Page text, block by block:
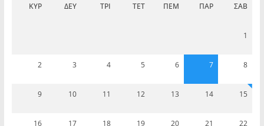
ΚΥΡ ΔΕΥ ΤΡΊ ΤΕΤ ΠΈΜ ΠΑΡ ΣΆΒ
1
2 3 4 5 6 7 8
9 10 11 12 13 14 15
16 17 18 19 20 21 22